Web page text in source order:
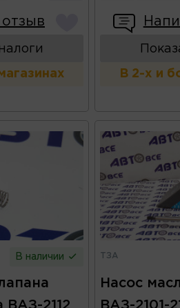
В 2-х и
В наличии
ВАЗ-2112
ТЗА
Насос
ВАЗ-2101-